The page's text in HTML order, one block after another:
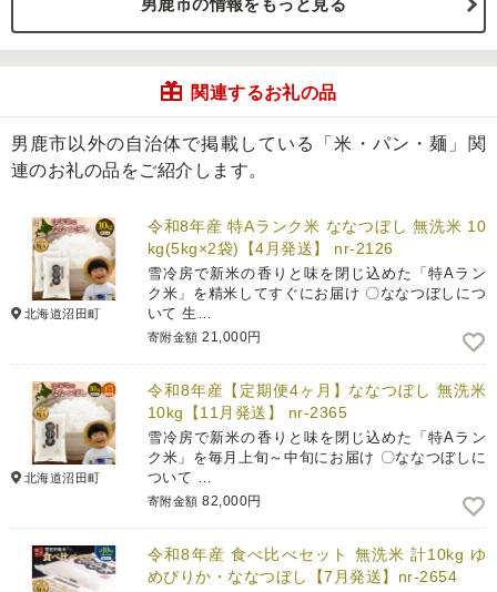
男鹿市の情報をもっと見る
関連するお礼の品
男鹿市以外の自治体で掲載している「米・パン・麺」関
連のお礼の品をご紹介します。
北海道沼田町
令和8年産 特Aランク米 ななつぼし 無洗米 10
kg(5kg×2袋)【4月発送】 nr-2126
雪冷房で新米の香りと味を閉じ込めた「特Aラン
ク米」を精米してすぐにお届け 〇ななつぼしにつ
いて 生…
寄附金額 21,000円
北海道沼田町
令和8年産【定期便4ヶ月】ななつぼし 無洗米
10kg【11月発送】 nr-2365
雪冷房で新米の香りと味を閉じ込めた「特Aラン
ク米」を毎月上旬～中旬にお届け 〇ななつぼしに
ついて …
寄附金額 82,000円
令和8年産 食べ比べセット 無洗米 計10kg ゆ
めぴりか・ななつぼし【7月発送】nr-2654